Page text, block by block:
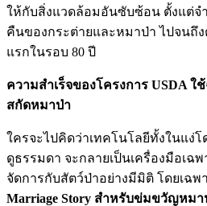
ให้กับสิ่งแวดล้อมอันซับซ้อน ตั้งแต่จ
คืนของกระต่ายและหมาป่า ไปจนถึ
แรกในรอบ 80 ปี
ความสำเร็จของโครงการ USDA ใ
สกัดหมาป่า
ใครจะไปคิดว่าเทคโนโลยีทั้งในแง่
ดูธรรมดา จะกลายเป็นเครื่องมือเฉ
จัดการกับสัตว์ป่าอย่างมีมิติ โดยเฉพ
Marriage Story สำหรับข่มขวัญหมา